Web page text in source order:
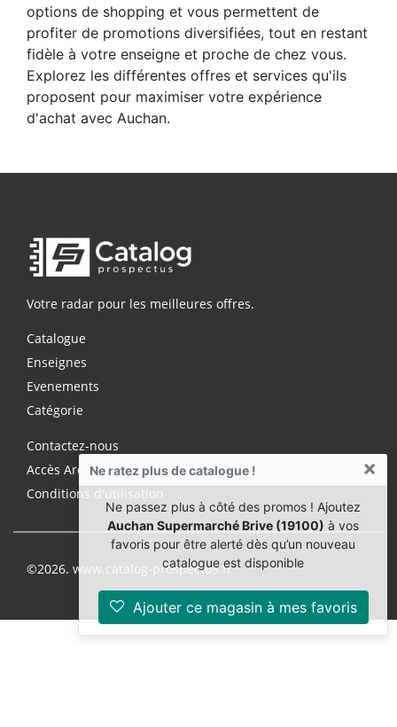
Ne ratez plus de catalogue ! ×
Ne passez plus à côté des promos ! Ajoutez
Auchan Supermarché Brive (19100) à vos
favoris pour être alerté dès qu’un nouveau
catalogue est disponible
Ajouter ce magasin à mes favoris
options de shopping et vous permettent de
profiter de promotions diversifiées, tout en restant
fidèle à votre enseigne et proche de chez vous.
Explorez les différentes offres et services qu'ils
proposent pour maximiser votre expérience
d'achat avec Auchan.
Votre radar pour les meilleures offres.
Catalogue
Enseignes
Evenements
Catégorie
Contactez-nous
Accès Archives Premium
Conditions d'utilisation
©2026. www.catalog-prospectus.fr